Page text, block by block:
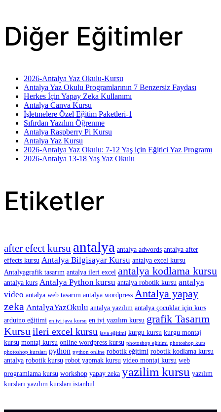
Diğer Eğitimler
2026-Antalya Yaz Okulu-Kursu
Antalya Yaz Okulu Programlarının 7 Benzersiz Faydası
Herkes İçin Yapay Zeka Kullanımı
Antalya Canva Kursu
İşletmelere Özel Eğitim Paketleri-1
Sıfırdan Yazılım Öğrenme
Antalya Raspberry Pi Kursu
Antalya Yaz Kursu
2026-Antalya Yaz Okulu: 7-12 Yaş için Eğitici Yaz Programı
2026-Antalya 13-18 Yaş Yaz Okulu
Etiketler
after efect kursu antalya antalya adwords antalya after
effects kursu Antalya Bilgisayar Kursu antalya excel kursu
Antalyagrafik tasarım antalya ileri excel antalya kodlama kursu
antalya kurs Antalya Python kursu antalya robotik kursu antalya
video antalya web tasarım antalya wordpress Antalya yapay
zeka AntalyaYazOkulu antalya yazılım antalya çocuklar için kurs
arduino eğitimi en iyi java kursu en iyi yazılım kursu grafik Tasarım
Kursuileri excel kursu java eğitimi kurgu kursu kurgu montaj
kursu montaj kursu online wordpress kursu photoshop eğitimi photoshop kurs
photoshop kursları python python online robotik eğitimi robotik kodlama kursu
antalya robotik kursu robot yapmak kursu video montaj kursu web
programlama kursu workshop yapay zeka yazilim kursu yazılım
kursları yazılım kursları istanbul